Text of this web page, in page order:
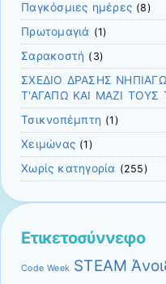
Παγκόσμιες ημέρες (8)
Πρωτομαγιά (1)
Σαρακοστή (3)
ΣΧΕΔΙΟ ΔΡΑΣΗΣ
Τ'ΑΓΑΠΩ ΚΑΙ ΜΑΖΙ ΤΟΥΣ
Τσικνοπέμπτη (1)
Χειμώνας (1)
Χωρίς κατηγορία (255)
Ετικετοσύννεφο
Code Week STEAM